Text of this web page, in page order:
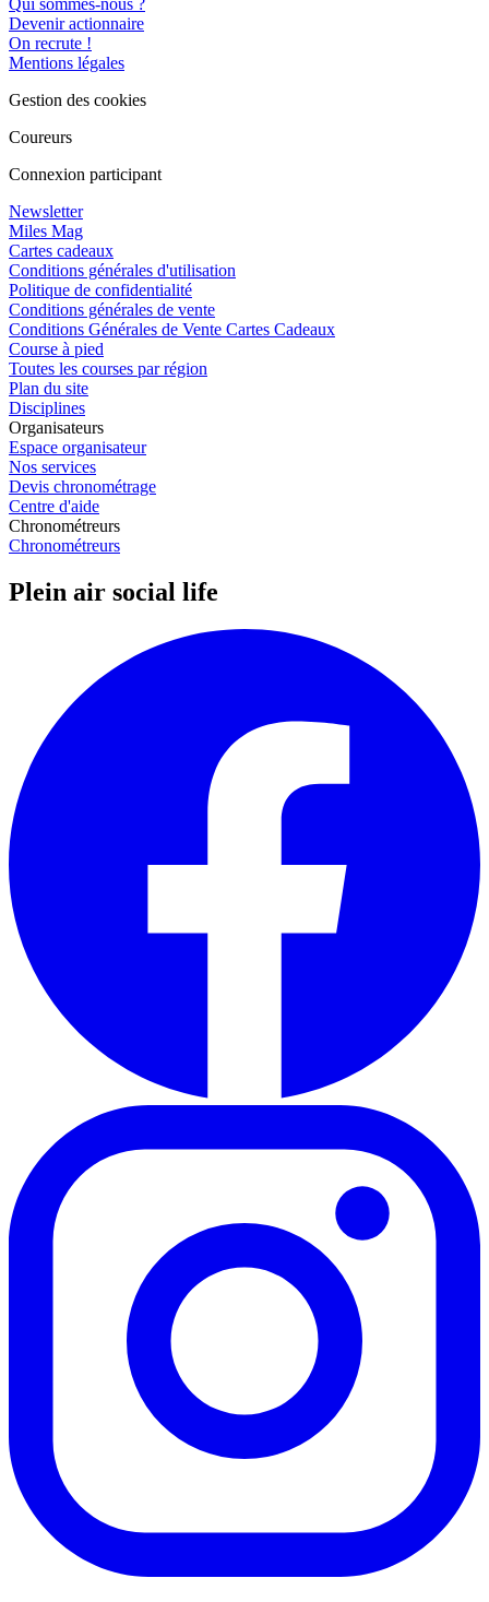
Qui sommes-nous ?
Devenir actionnaire
On recrute !
Mentions légales
Gestion des cookies
Coureurs
Connexion participant
Newsletter
Miles Mag
Cartes cadeaux
Conditions générales d'utilisation
Politique de confidentialité
Conditions générales de vente
Conditions Générales de Vente Cartes Cadeaux
Course à pied
Toutes les courses par région
Plan du site
Disciplines
Organisateurs
Espace organisateur
Nos services
Devis chronométrage
Centre d'aide
Chronométreurs
Chronométreurs
Plein air social life